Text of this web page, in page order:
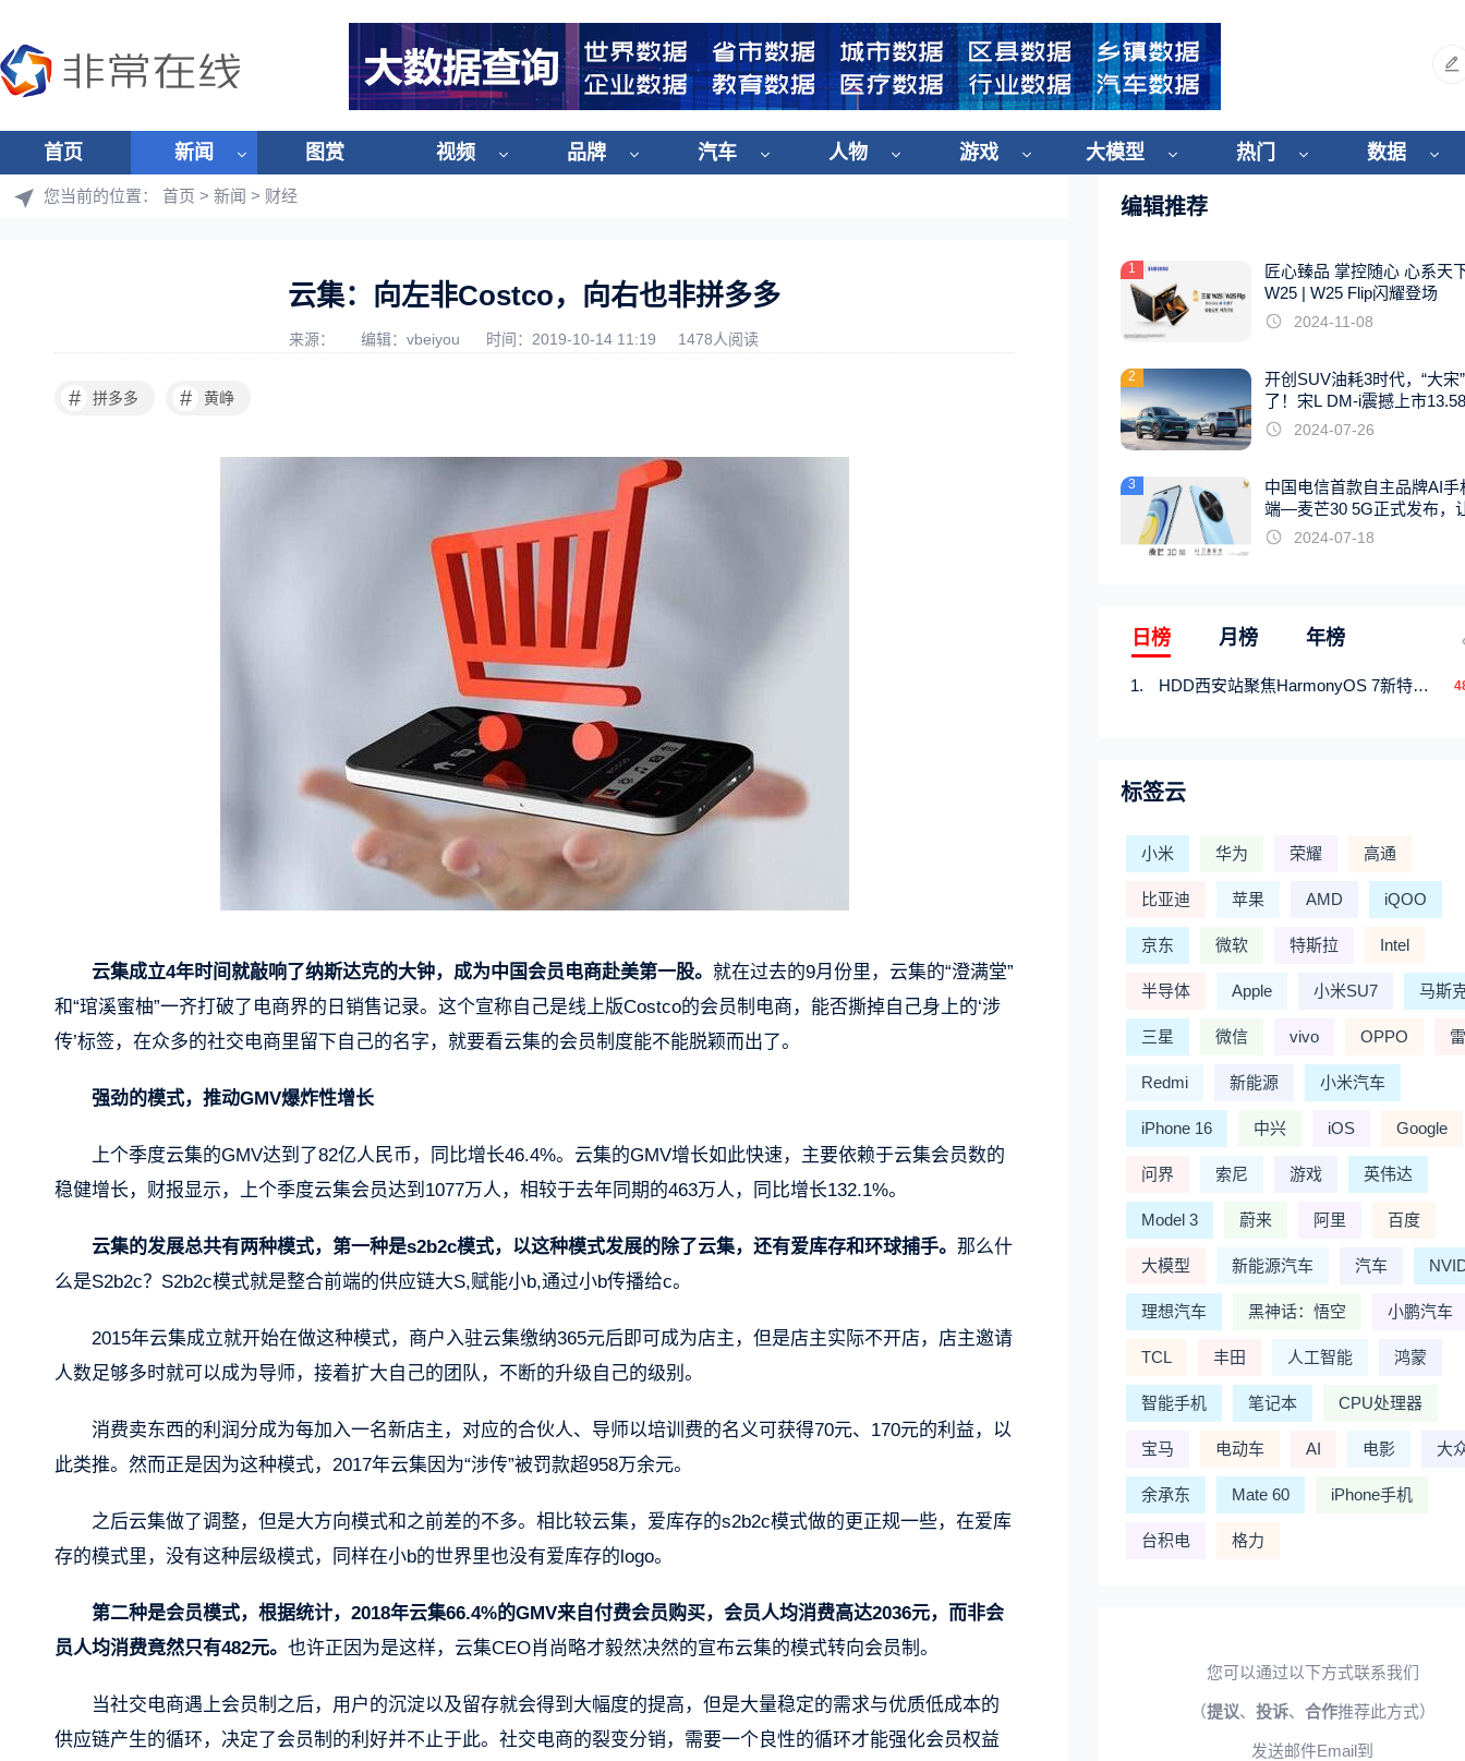
首页 新闻 图赏 视频 品牌 汽车 人物 游戏 大模型 热门 数据
您当前的位置： 首页 > 新闻 > 财经
云集：向左非Costco，向右也非拼多多
来源： 编辑：vbeiyou 时间：2019-10-14 11:19 1478人阅读
# 拼多多 # 黄峥
云集成立4年时间就敲响了纳斯达克的大钟，成为中国会员电商赴美第一股。 就在过去的9月份里，云集的“澄满堂”
和“琯溪蜜柚”一齐打破了电商界的日销售记录。这个宣称自己是线上版Costco的会员制电商，能否撕掉自己身上的‘涉
传’标签，在众多的社交电商里留下自己的名字，就要看云集的会员制度能不能脱颖而出了。
强劲的模式，推动GMV爆炸性增长
上个季度云集的GMV达到了82亿人民币，同比增长46.4%。云集的GMV增长如此快速，主要依赖于云集会员数的
稳健增长，财报显示，上个季度云集会员达到1077万人，相较于去年同期的463万人，同比增长132.1%。
云集的发展总共有两种模式，第一种是s2b2c模式，以这种模式发展的除了云集，还有爱库存和环球捕手。 那么什
么是S2b2c？S2b2c模式就是整合前端的供应链大S,赋能小b,通过小b传播给c。
2015年云集成立就开始在做这种模式，商户入驻云集缴纳365元后即可成为店主，但是店主实际不开店，店主邀请
人数足够多时就可以成为导师，接着扩大自己的团队，不断的升级自己的级别。
消费卖东西的利润分成为每加入一名新店主，对应的合伙人、导师以培训费的名义可获得70元、170元的利益，以
此类推。然而正是因为这种模式，2017年云集因为“涉传”被罚款超958万余元。
之后云集做了调整，但是大方向模式和之前差的不多。相比较云集，爱库存的s2b2c模式做的更正规一些，在爱库
存的模式里，没有这种层级模式，同样在小b的世界里也没有爱库存的logo。
第二种是会员模式，根据统计，2018年云集66.4%的GMV来自付费会员购买，会员人均消费高达2036元，而非会
员人均消费竟然只有482元。 也许正因为是这样，云集CEO肖尚略才毅然决然的宣布云集的模式转向会员制。
当社交电商遇上会员制之后，用户的沉淀以及留存就会得到大幅度的提高，但是大量稳定的需求与优质低成本的
供应链产生的循环，决定了会员制的利好并不止于此。社交电商的裂变分销，需要一个良性的循环才能强化会员权益
编辑推荐
1
匠心臻品 掌控随心 心系天
W25 | W25 Flip闪耀登场
2024-11-08
2
开创SUV油耗3时代，“大宋
了！宋L DM-i震撼上市
起
2024-07-26
3
中国电信首款自主品牌AI手
端—麦芒30 5G正式发布，
触手可及2024-07-18
日榜 月榜 年榜
HDD西安站聚焦HarmonyOS 7新特性，解锁从互联到智能的应用开发新范式
标签云
小米 华为 荣耀 高通
比亚迪 苹果 AMD iQOO
京东 微软 特斯拉 Intel
半导体 Apple 小米SU7 马斯
三星 微信 vivo OPPO
Redmi 新能源 小米汽车
iPhone 16 中兴 iOS Google
问界 索尼 游戏 英伟达
Model 3 蔚来 阿里 百度
大模型 新能源汽车 汽车
理想汽车 黑神话：悟空 小鹏汽车
TCL 丰田 人工智能 鸿蒙
智能手机 笔记本 CPU处理器
宝马 电动车 AI 电影 大
余承东 Mate 60 iPhone手机
台积电 格力
您可以通过以下方式联系我们
（提议、 投诉、 合作推荐此方式）
发送邮件Email到